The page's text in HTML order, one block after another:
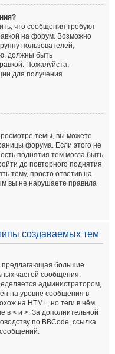
что сообщения требуют
на форум. Возможно
пользователей,
должны быть
Пожалуйста,
для получения
темы, вы можете
форума. Если этого не
поднятия тем могла быть
до повторного поднятия
тему, просто ответив на
вы не нарушаете правила
создаваемых тем
предлагающая большие
частей сообщения.
администратором,
на уровне сообщения в
на HTML, но теги в нём
в < и >. За дополнительной
по BBCode, ссылка